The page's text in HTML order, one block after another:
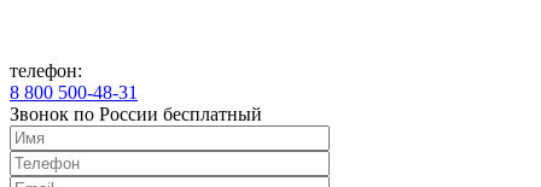
телефон:
8 800 500-48-31
Звонок по России бесплатный